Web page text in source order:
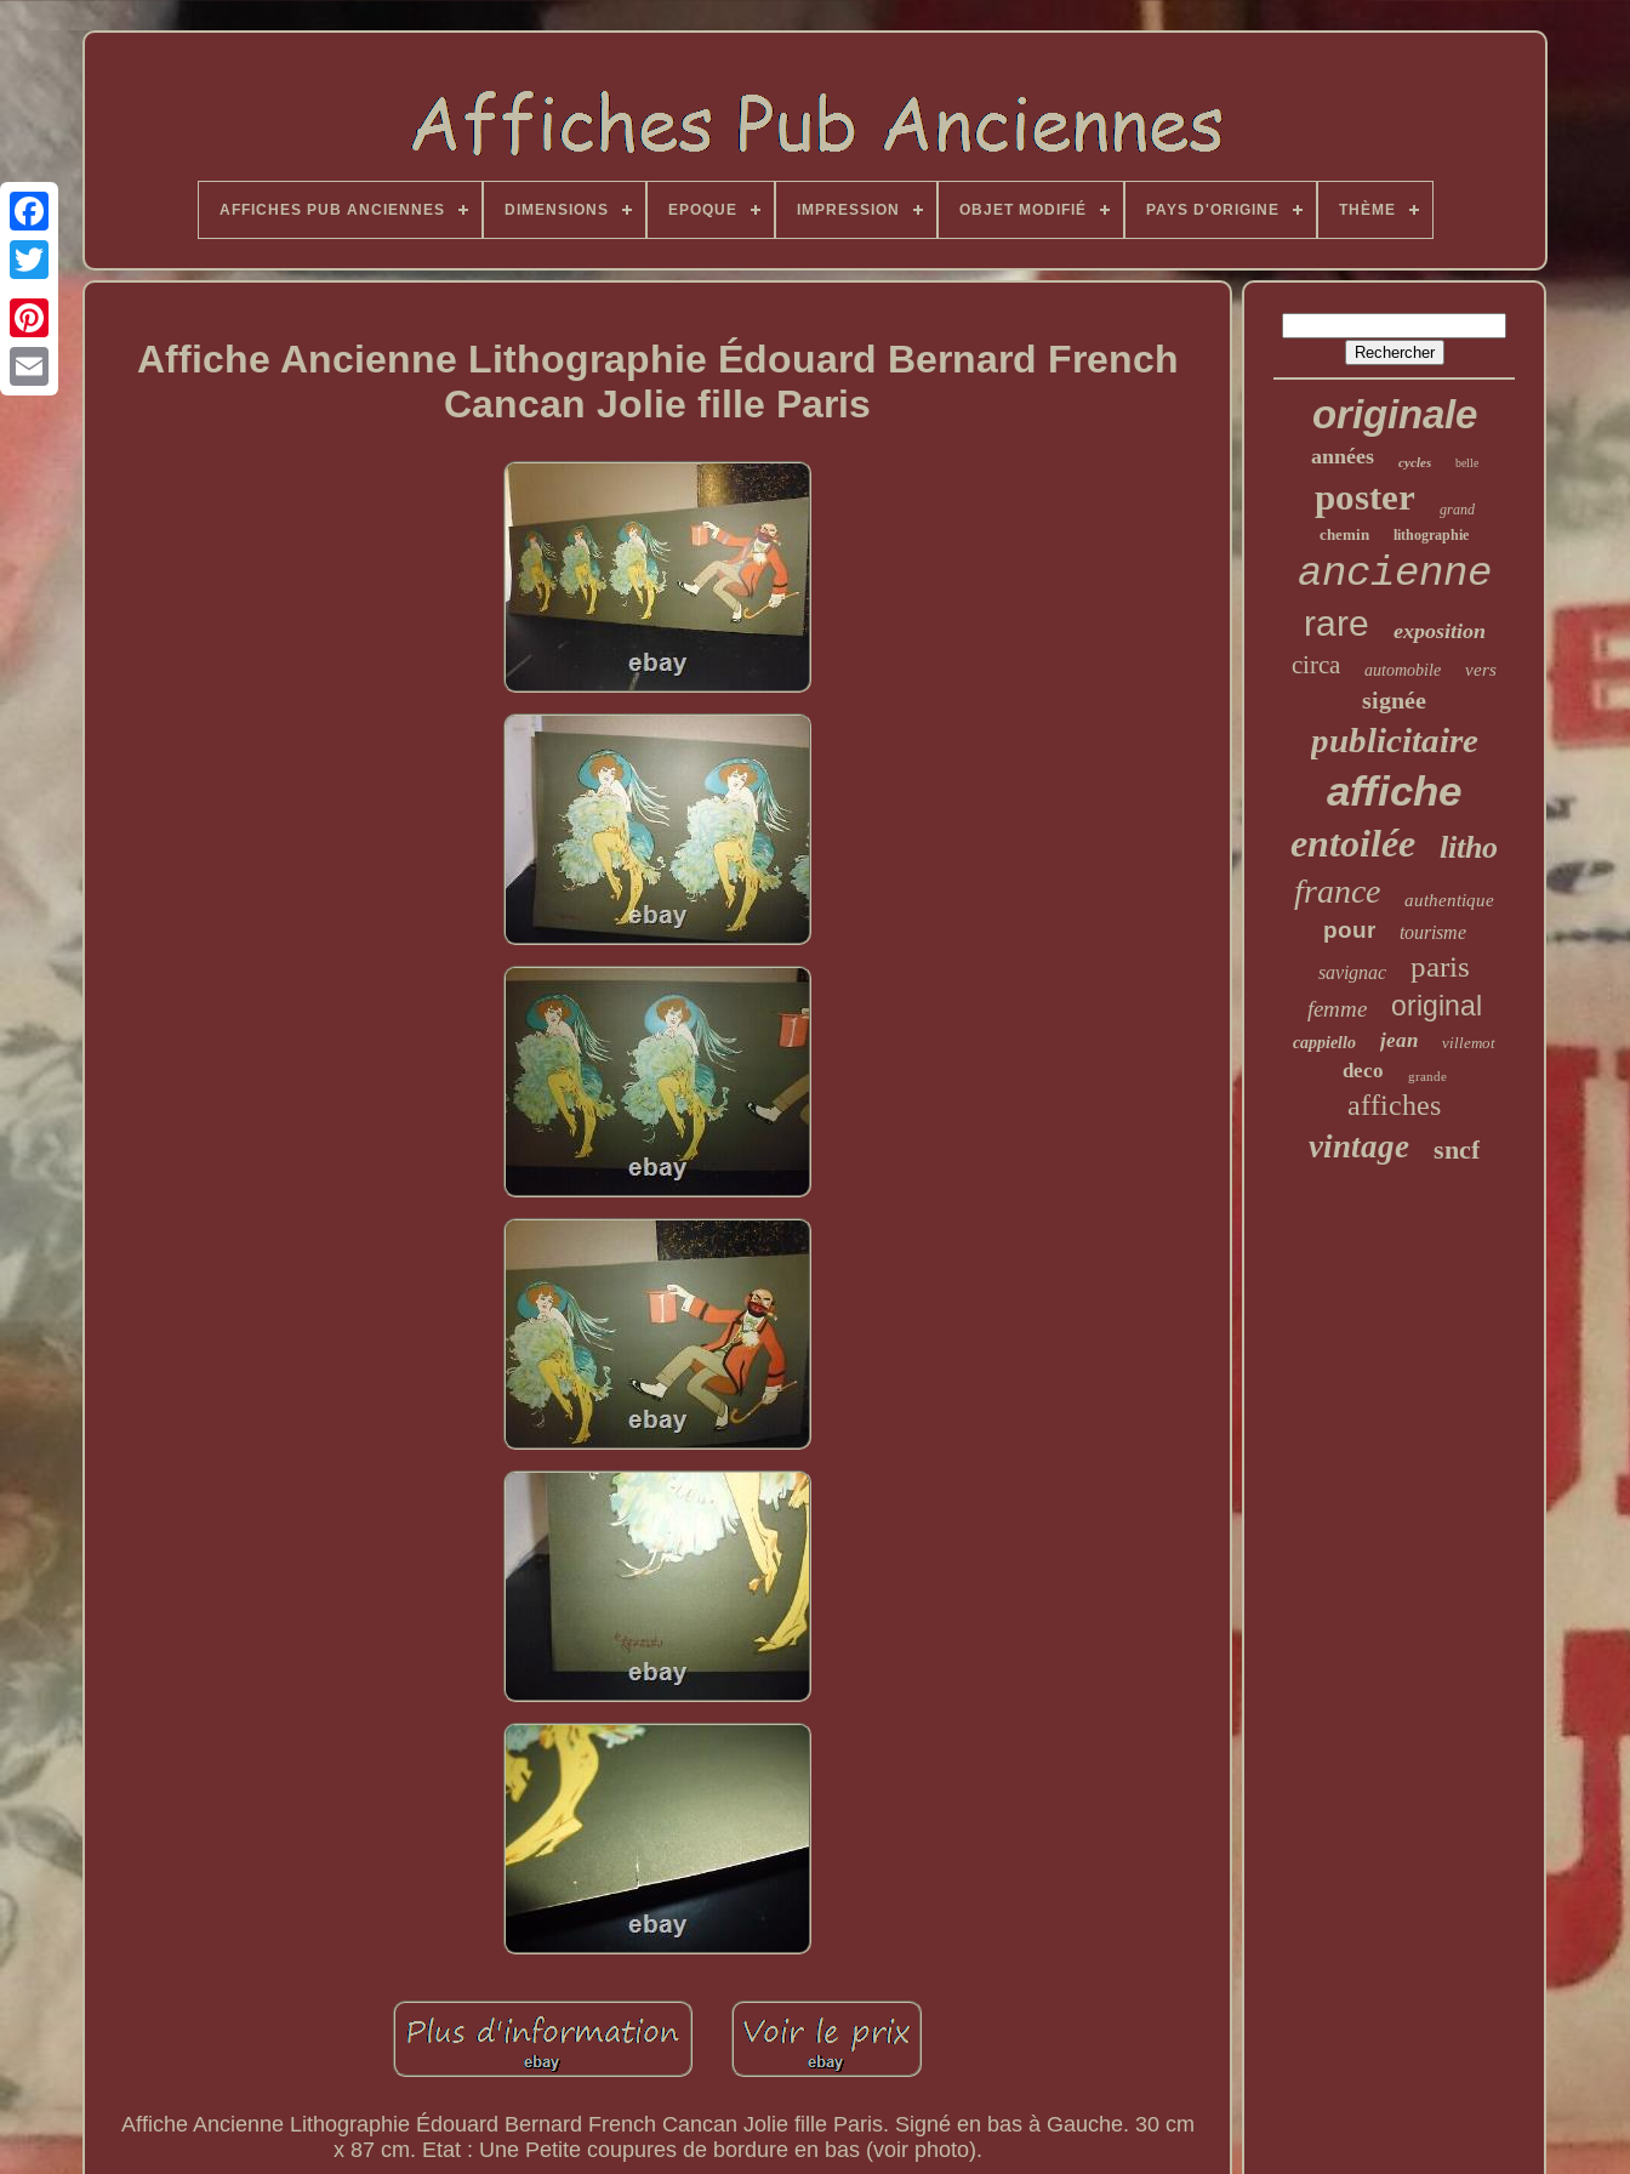
AFFICHES PUB ANCIENNES DIMENSIONS EPOQUE IMPRESSION OBJET MODIFIÉ PAYS D'ORIGINE THÈME
Affiche Ancienne Lithographie Édouard Bernard French
Cancan Jolie fille Paris
Affiche Ancienne Lithographie Édouard Bernard French Cancan Jolie fille Paris. Signé en bas à Gauche. 30 cm
x 87 cm. Etat : Une Petite coupures de bordure en bas (voir photo).
originale
années cycles belle
poster grand
chemin lithographie
ancienne
rare exposition
circa automobile vers
signée
publicitaire
affiche
entoilée litho
france authentique
pour
tourisme
savignac
paris
femme original
cappiello jean villemot
deco grande
affiches
vintage sncf